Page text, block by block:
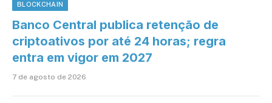
BLOCKCHAIN
Banco Central publica retenção de
criptoativos por até 24 horas; regra
entra em vigor em 2027
7 de agosto de 2026